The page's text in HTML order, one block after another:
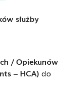
służby
/ Opiekunów
– HCA) do